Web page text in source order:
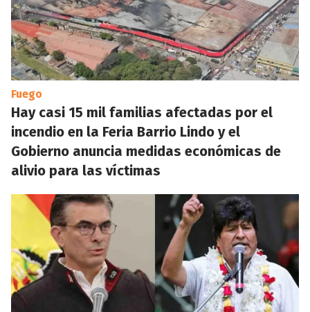
Fuego
Hay casi 15 mil familias afectadas por el
incendio en la Feria Barrio Lindo y el
Gobierno anuncia medidas económicas de
alivio para las víctimas